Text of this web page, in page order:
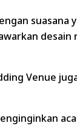
Venue